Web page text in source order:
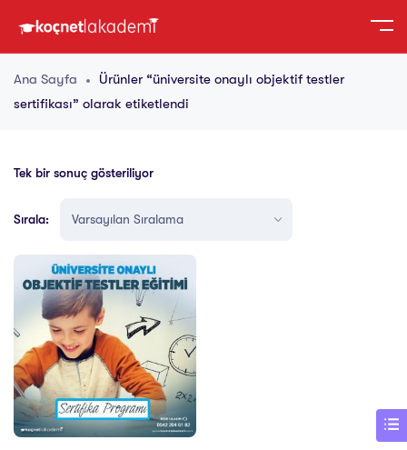
Ana Sayfa
Ürünler “üniversite onaylı objektif testler
sertifikası” olarak etiketlendi
Tek bir sonuç gösteriliyor
Sırala: